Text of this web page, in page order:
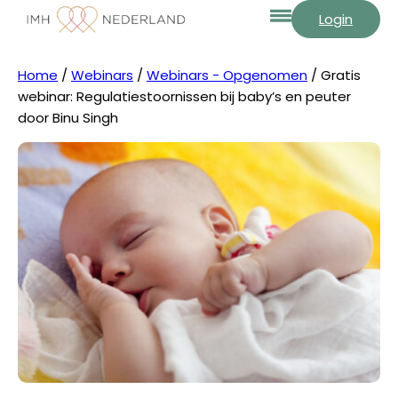
Login
Home / Webinars / Webinars - Opgenomen / Gratis
webinar: Regulatiestoornissen bij baby’s en peuter
door Binu Singh